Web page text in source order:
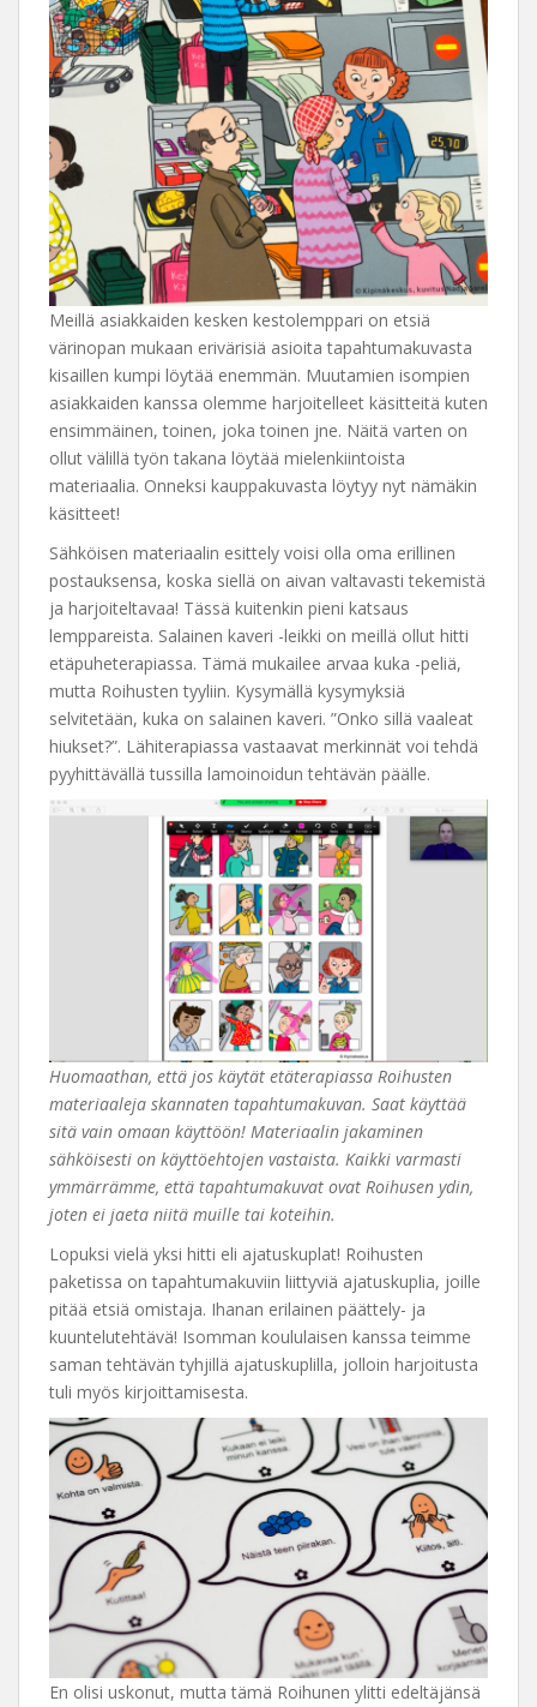
Meillä asiakkaiden kesken kestolemppari on etsiä
värinopan mukaan erivärisiä asioita tapahtumakuvasta
kisaillen kumpi löytää enemmän. Muutamien isompien
asiakkaiden kanssa olemme harjoitelleet käsitteitä kuten
ensimmäinen, toinen, joka toinen jne. Näitä varten on
ollut välillä työn takana löytää mielenkiintoista
materiaalia. Onneksi kauppakuvasta löytyy nyt nämäkin
käsitteet!
Sähköisen materiaalin esittely voisi olla oma erillinen
postauksensa, koska siellä on aivan valtavasti tekemistä
ja harjoiteltavaa! Tässä kuitenkin pieni katsaus
lemppareista. Salainen kaveri -leikki on meillä ollut hitti
etäpuheterapiassa. Tämä mukailee arvaa kuka -peliä,
mutta Roihusten tyyliin. Kysymällä kysymyksiä
selvitetään, kuka on salainen kaveri. ”Onko sillä vaaleat
hiukset?”. Lähiterapiassa vastaavat merkinnät voi tehdä
pyyhittävällä tussilla lamoinoidun tehtävän päälle.
Huomaathan, että jos käytät etäterapiassa Roihusten
materiaaleja skannaten tapahtumakuvan. Saat käyttää
sitä vain omaan käyttöön! Materiaalin jakaminen
sähköisesti on käyttöehtojen vastaista. Kaikki varmasti
ymmärrämme, että tapahtumakuvat ovat Roihusen ydin,
joten ei jaeta niitä muille tai koteihin.
Lopuksi vielä yksi hitti eli ajatuskuplat! Roihusten
paketissa on tapahtumakuviin liittyviä ajatuskuplia, joille
pitää etsiä omistaja. Ihanan erilainen päättely- ja
kuuntelutehtävä! Isomman koululaisen kanssa teimme
saman tehtävän tyhjillä ajatuskuplilla, jolloin harjoitusta
tuli myös kirjoittamisesta.
En olisi uskonut, mutta tämä Roihunen ylitti edeltäjänsä